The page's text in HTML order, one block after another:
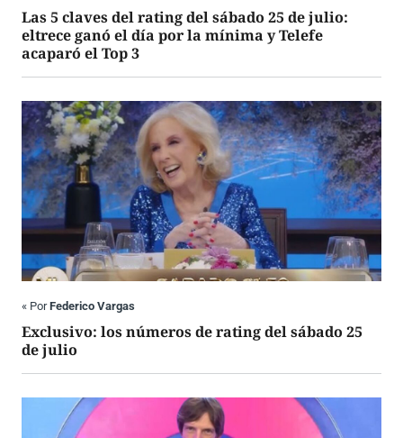
Las 5 claves del rating del sábado 25 de julio:
eltrece ganó el día por la mínima y Telefe
acaparó el Top 3
« PorFederico Vargas
Exclusivo: los números de rating del sábado 25
de julio